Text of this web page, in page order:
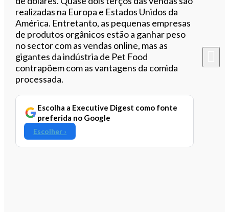
realizadas na Europa e Estados Unidos da
América. Entretanto, as pequenas empresas
de produtos orgânicos estão a ganhar peso
no sector com as vendas online, mas as
gigantes da indústria de Pet Food
contrapõem com as vantagens da comida
processada.
Escolha a Executive Digest como fonte
preferida no Google
Escolher ›